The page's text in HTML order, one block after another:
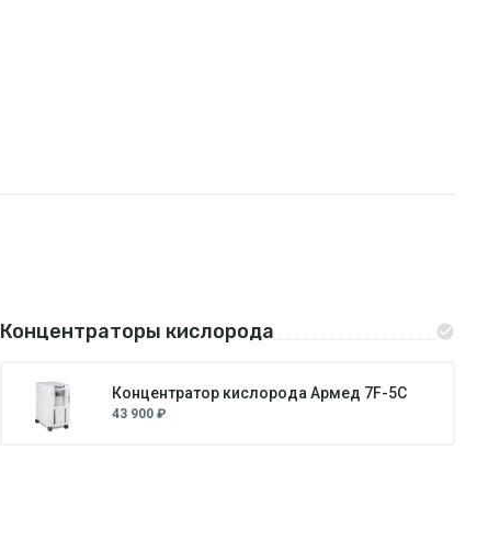
Концентраторы кислорода
Концентратор кислорода Армед 7F-5C
43 900 ₽